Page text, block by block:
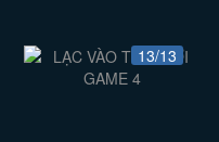
13/13